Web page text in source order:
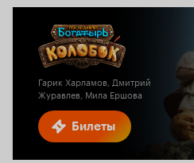
Билеты
Гарик Харламов, Дмитрий
Журавлев, Мила Ершова